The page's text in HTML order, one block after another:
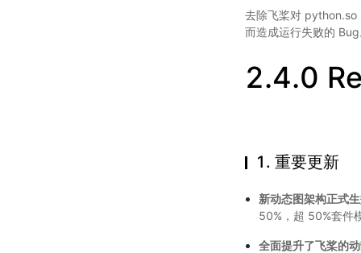
去除飞桨对 python.so
而造成运行失败的
2.4.0
1. 重要更新
新动态图架构正式
50%，超 50%套件
全面提升了飞桨的